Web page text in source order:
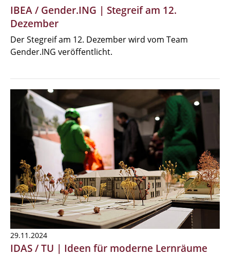
IBEA / Gender.ING | Stegreif am 12.
Dezember
Der Stegreif am 12. Dezember wird vom Team
Gender.ING veröffentlicht.
29.11.2024
IDAS / TU | Ideen für moderne Lernräume